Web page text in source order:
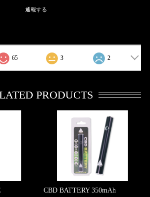
通報する
65 3 2
PRODUCTS
CBD BATTERY 350mAh